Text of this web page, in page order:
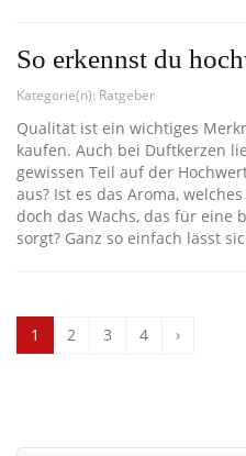
So erkennst du
Kategorie(n): Ratgeber
Qualität ist ein wichtiges
kaufen. Auch bei Duftkerzen
gewissen Teil auf der
aus? Ist es das Aroma,
doch das Wachs, das für eine
sorgt? Ganz so einfach lässt
1 2 3 4 ›